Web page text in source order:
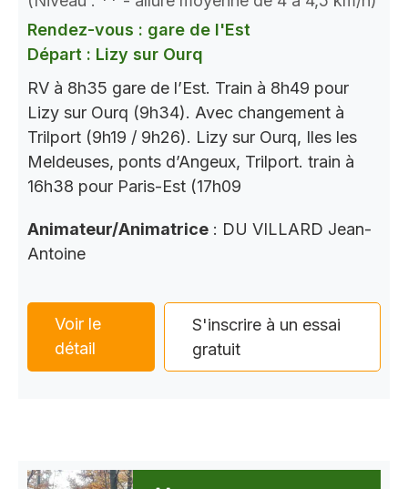
Rendez-vous : gare de l'Est
Départ : Lizy sur Ourq
RV à 8h35 gare de l’Est. Train à 8h49 pour
Lizy sur Ourq (9h34). Avec changement à
Trilport (9h19 / 9h26). Lizy sur Ourq, Iles les
Meldeuses, ponts d’Angeux, Trilport. train à
16h38 pour Paris-Est (17h09
Animateur/Animatrice : DU VILLARD Jean-
Antoine
Voir le
détail
S'inscrire à un essai
gratuit